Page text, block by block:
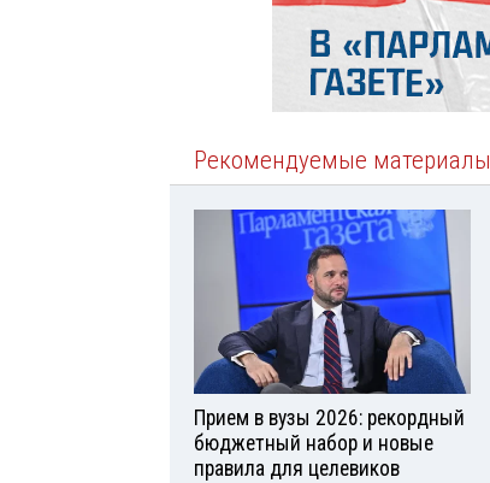
Рекомендуемые материалы
Прием в вузы 2026: рекордный
бюджетный набор и новые
правила для целевиков